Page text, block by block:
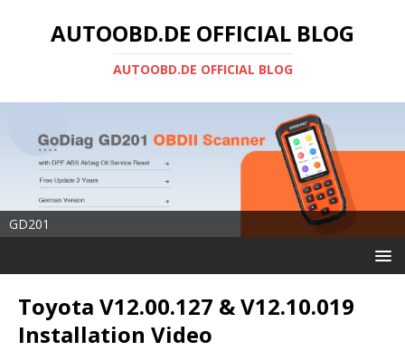
AUTOOBD.DE OFFICIAL BLOG
AUTOOBD.DE OFFICIAL BLOG
GD201
Toyota V12.00.127 & V12.10.019
Installation Video